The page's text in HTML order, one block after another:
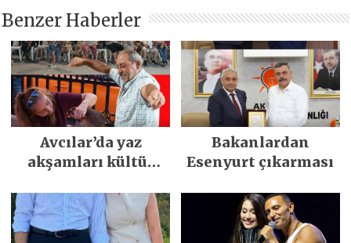
Benzer Haberler
Avcılar’da yaz
akşamları kültür
eğlenceyle
renkleniyor
Bakanlardan
Esenyurt çıkarması